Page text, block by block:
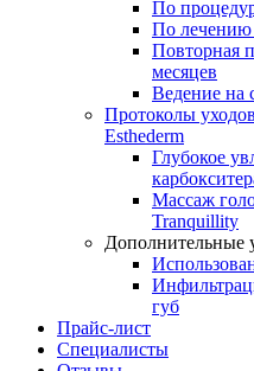
По
По лечению
Повторная
месяцев
Ведение на
Протоколы
Esthederm
Глубокое
Массаж
Tranquillity
Дополнительные
губ
Прайс-лист
Специалисты